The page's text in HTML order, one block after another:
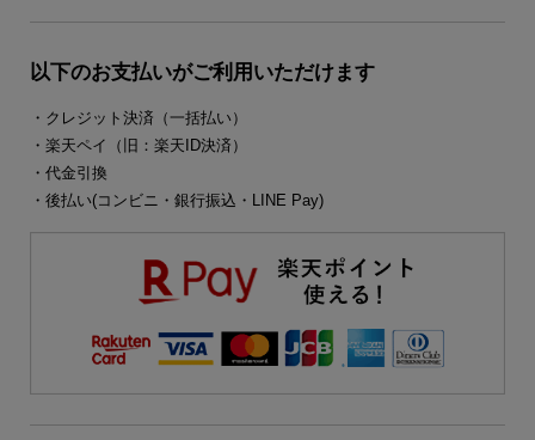
以下のお支払いがご利用いただけます
・クレジット決済（一括払い）
・楽天ペイ（旧：楽天ID決済）
・代金引換
・後払い(コンビニ・銀行振込・LINE Pay)